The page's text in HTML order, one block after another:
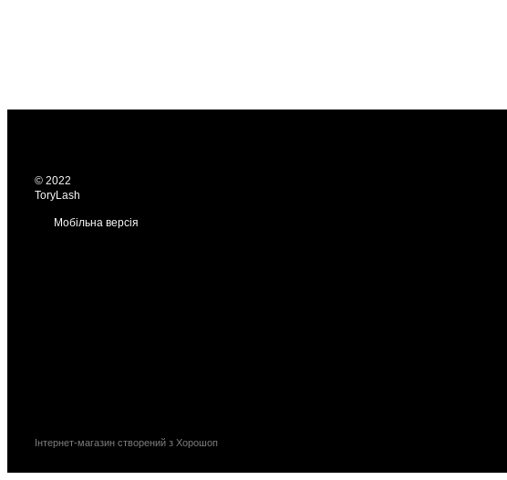
© 2022
ToryLash
Мобільна версія
Інтернет-магазин створений з Хорошоп